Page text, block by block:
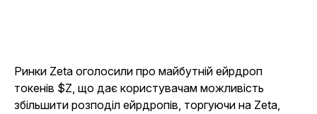
Ринки Zeta оголосили про майбутній ейрдроп
токенів $Z, що дає користувачам можливість
збільшити розподіл ейрдропів, торгуючи на Zeta,